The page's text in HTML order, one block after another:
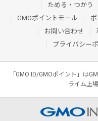
ためる・つかう
GMOポイントモール
お問い合わせ
プライバシー
「GMO ID/GMOポイント」は
ライム上